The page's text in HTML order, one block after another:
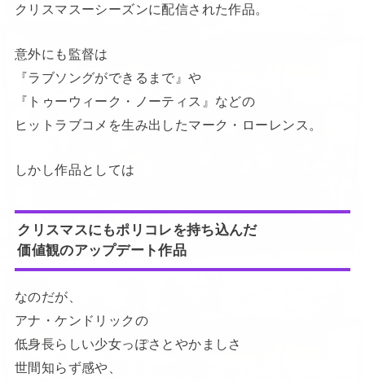
クリスマスーシーズンに配信された作品。
意外にも監督は
『ラブソングができるまで』や
『トゥーウィーク・ノーティス』などの
ヒットラブコメを生み出したマーク・ローレンス。
しかし作品としては
クリスマスにもポリコレを持ち込んだ
価値観のアップデート作品
なのだが、
アナ・ケンドリックの
低身長らしい少女っぽさとやかましさ
世間知らず感や、